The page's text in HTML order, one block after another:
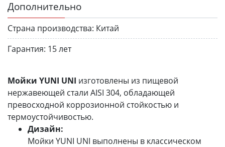
Дополнительно
Страна производства: Китай
Гарантия: 15 лет
Мойки YUNI UNI изготовлены из пищевой
нержавеющей стали AISI 304, обладающей
превосходной коррозионной стойкостью и
термоустойчивостью.
Дизайн:
Мойки YUNI UNI выполнены в классическом